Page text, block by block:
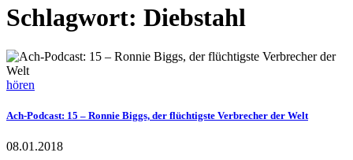
Schlagwort: Diebstahl
hören
Ach-Podcast: 15 – Ronnie Biggs, der flüchtigste Verbrecher der Welt
08.01.2018